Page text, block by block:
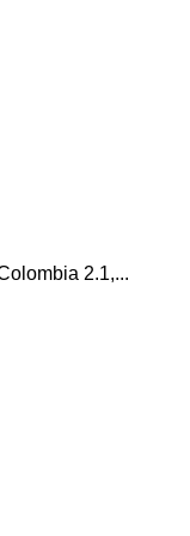
2.1,...